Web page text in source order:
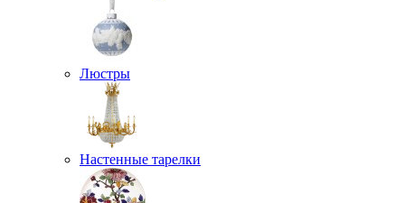
Люстры
Настенные тарелки